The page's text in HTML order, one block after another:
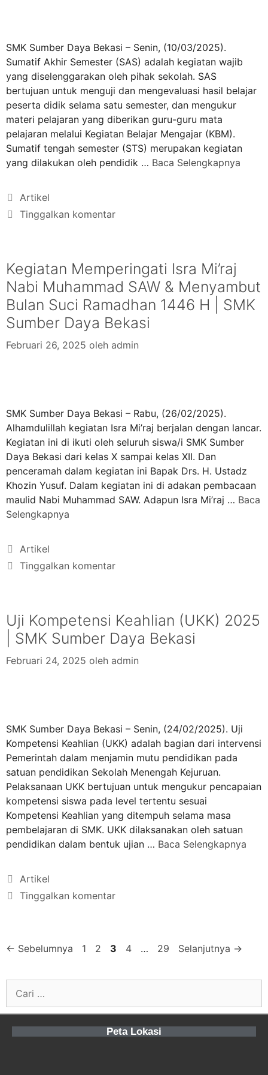
SMK Sumber Daya Bekasi – Senin, (10/03/2025).
Sumatif Akhir Semester (SAS) adalah kegiatan wajib
yang diselenggarakan oleh pihak sekolah. SAS
bertujuan untuk menguji dan mengevaluasi hasil belajar
peserta didik selama satu semester, dan mengukur
materi pelajaran yang diberikan guru-guru mata
pelajaran melalui Kegiatan Belajar Mengajar (KBM).
Sumatif tengah semester (STS) merupakan kegiatan
yang dilakukan oleh pendidik … Baca Selengkapnya
Artikel
Tinggalkan komentar
Kegiatan Memperingati Isra Mi’raj
Nabi Muhammad SAW & Menyambut
Bulan Suci Ramadhan 1446 H | SMK
Sumber Daya Bekasi
Februari 26, 2025 oleh admin
SMK Sumber Daya Bekasi – Rabu, (26/02/2025).
Alhamdulillah kegiatan Isra Mi’raj berjalan dengan lancar.
Kegiatan ini di ikuti oleh seluruh siswa/i SMK Sumber
Daya Bekasi dari kelas X sampai kelas XII. Dan
penceramah dalam kegiatan ini Bapak Drs. H. Ustadz
Khozin Yusuf. Dalam kegiatan ini di adakan pembacaan
maulid Nabi Muhammad SAW. Adapun Isra Mi’raj … Baca
Selengkapnya
Artikel
Tinggalkan komentar
Uji Kompetensi Keahlian (UKK) 2025
| SMK Sumber Daya Bekasi
Februari 24, 2025 oleh admin
SMK Sumber Daya Bekasi – Senin, (24/02/2025). Uji
Kompetensi Keahlian (UKK) adalah bagian dari intervensi
Pemerintah dalam menjamin mutu pendidikan pada
satuan pendidikan Sekolah Menengah Kejuruan.
Pelaksanaan UKK bertujuan untuk mengukur pencapaian
kompetensi siswa pada level tertentu sesuai
Kompetensi Keahlian yang ditempuh selama masa
pembelajaran di SMK. UKK dilaksanakan oleh satuan
pendidikan dalam bentuk ujian … Baca Selengkapnya
Artikel
Tinggalkan komentar
← Sebelumnya 1 2 3 4 … 29 Selanjutnya →
Peta Lokasi